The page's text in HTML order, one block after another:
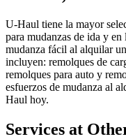
U-Haul tiene la mayor
para mudanzas de ida y en
mudanza fácil al alquilar
incluyen: remolques de
remolques para auto y
esfuerzos de mudanza al
Haul hoy.
Services at